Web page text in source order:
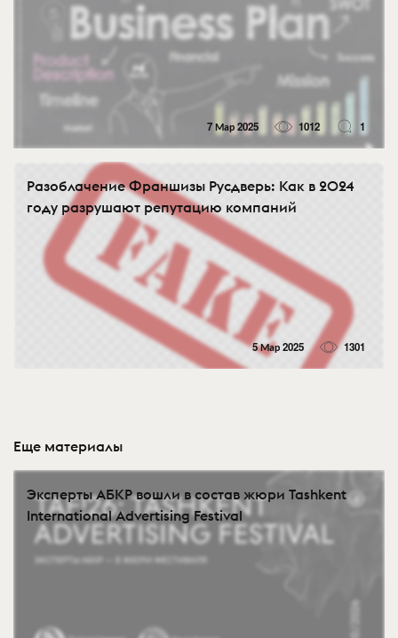
7 Мар 2025 1012 1
Разоблачение Франшизы Русдверь: Как в 2024
году разрушают репутацию компаний
5 Мар 2025 1301
Еще материалы
Эксперты АБКР вошли в состав жюри Tashkent
International Advertising Festival